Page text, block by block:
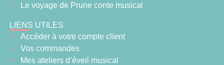
Le voyage de Prune conte musical
LIENS UTILES
Accéder à votre compte client
Vos commandes
Mes ateliers d’éveil musical